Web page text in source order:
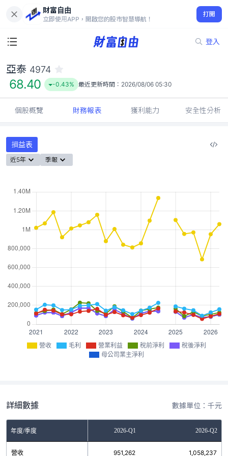
財富自由
立即使用APP，開啟您的股市智慧導航！
打開
登入
68.40
-0.43%
亞泰 4974
68.40 -0.43% 最近更新時間： 2026/08/06 05:30
個股概覽 財務報表 獲利能力 安全性分析
損益表
近5年 季報
營收 毛利 營業利益 稅前淨利
稅後淨利
母公司業主淨利
詳細數據 數據單位：千元
年度/季度2025-Q4 2026-Q1 2026-Q2
營收 951,262 1,058,237